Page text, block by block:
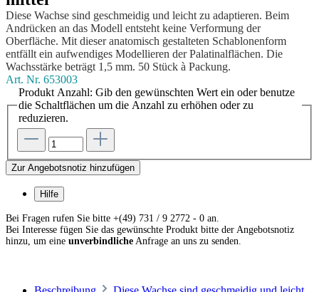
Diese Wachse sind geschmeidig und leicht zu adaptieren. Beim
Andrücken an das Modell entsteht keine Verformung der
Oberfläche. Mit dieser anatomisch gestalteten Schablonenform
entfällt ein aufwendiges Modellieren der Palatinalflächen. Die
Wachsstärke beträgt 1,5 mm. 50 Stück à Packung.
Art. Nr. 653003
Produkt Anzahl: Gib den gewünschten Wert ein oder benutze
die Schaltflächen um die Anzahl zu erhöhen oder zu
reduzieren.
Zur Angebotsnotiz hinzufügen
Hilfe
Bei Fragen rufen Sie bitte +(49) 731 / 9 2772 - 0 an.
Bei Interesse fügen Sie das gewünschte Produkt bitte der Angebotsnotiz
hinzu, um eine unverbindliche Anfrage an uns zu senden.